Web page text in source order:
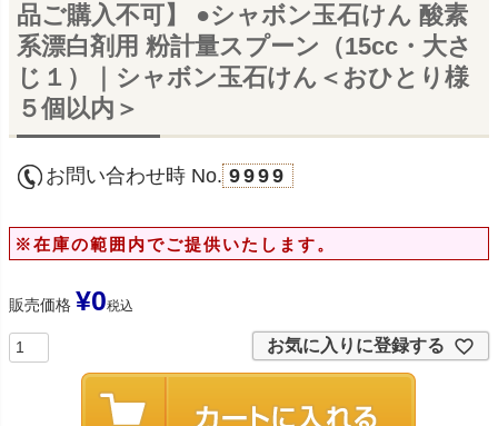
品ご購入不可】 ●シャボン玉石けん 酸素
系漂白剤用 粉計量スプーン（15cc・大さ
じ１）｜シャボン玉石けん＜おひとり様
５個以内＞
お問い合わせ時 No. 9999
※在庫の範囲内でご提供いたします。
販売価格 ¥0税込
お気に入りに登録する